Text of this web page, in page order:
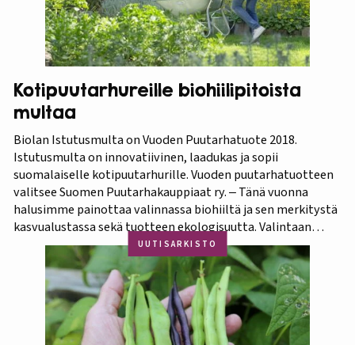
Kotipuutarhureille biohiilipitoista
multaa
Biolan Istutusmulta on Vuoden Puutarhatuote 2018.
Istutusmulta on innovatiivinen, laadukas ja sopii
suomalaiselle kotipuutarhurille. Vuoden puutarhatuotteen
valitsee Suomen Puutarhakauppiaat ry. ‒ Tänä vuonna
halusimme painottaa valinnassa biohiiltä ja sen merkitystä
kasvualustassa sekä tuotteen ekologisuutta. Valintaan
vaikuttivat myös luonnonmukaisuus ja kotimaisuus.
Finaaliin päätyneet tuotteet olivat kaikki biohiilipohjaisia.
Kilpailu oli tasainen, mutta Biolan Istutusmulta antaa
ehdottomasti helpoimmin…
UUTISARKISTO